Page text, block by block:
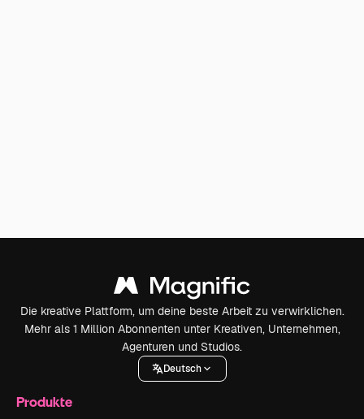
Die kreative Plattform, um deine beste Arbeit zu verwirklichen.
Mehr als 1 Million Abonnenten unter Kreativen, Unternehmen,
Agenturen und Studios.
Deutsch
Produkte